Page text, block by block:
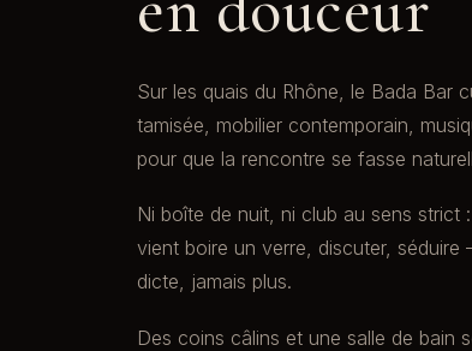
Sur les quais du Rhône, le Bada Bar
tamisée, mobilier contemporain,
pour que la rencontre se fasse
Ni boîte de nuit, ni club au sens
vient boire un verre, discuter,
dicte, jamais plus.
Des coins câlins et une salle de bain